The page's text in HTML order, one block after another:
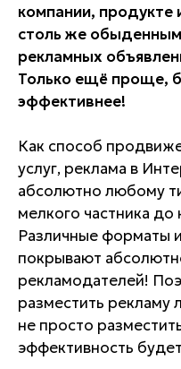
компании, продукте
столь же
рекламных
Только ещё проще,
эффективнее!
Как способ
услуг, реклама в
абсолютно любому
мелкого частника до
Различные форматы
покрывают
рекламодателей!
разместить
не просто
эффективность